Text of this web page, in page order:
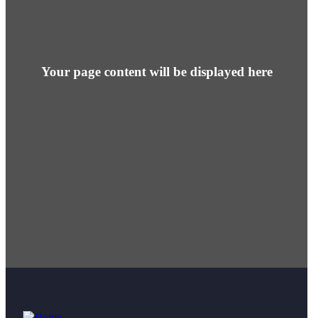
Your page content will be displayed here